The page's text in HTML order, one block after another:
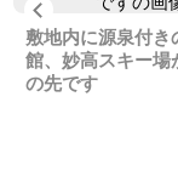
Previous
敷地内に源泉付き
館、妙高スキー場
の先です